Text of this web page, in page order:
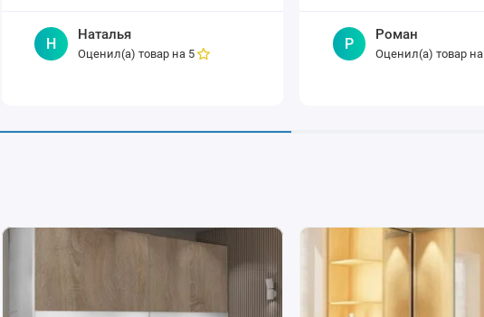
Н
Наталья
Оценил(а) товар на 5
Р
Роман
Оценил(а) товар на